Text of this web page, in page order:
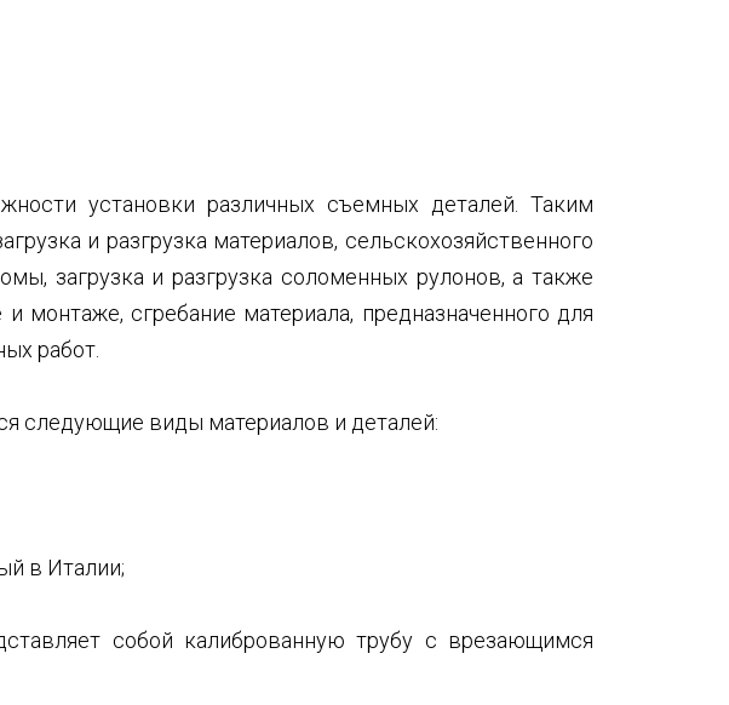
установки различных съемных деталей. Таким
и разгрузка материалов, сельскохозяйственного
загрузка и разгрузка соломенных рулонов, а также
монтаже, сгребание материала, предназначенного для
работ.
следующие виды материалов и деталей:
в Италии;
собой калиброванную трубу с врезающимся